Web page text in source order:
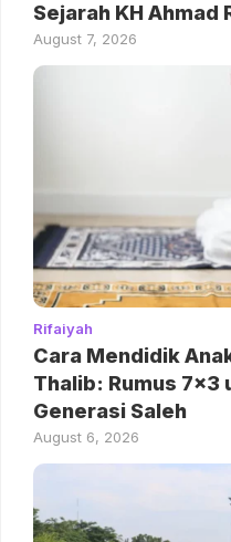
Sejarah KH Ahmad
August 7, 2026
Rifaiyah
Cara Mendidik
Thalib: Rumus
Generasi Saleh
August 6, 2026